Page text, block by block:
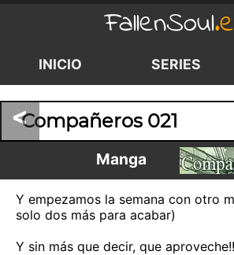
FallenSoul
INICIO SERIES
<Compañeros 021
Manga
Y empezamos la semana con otro
solo dos más para acabar)
Y sin más que decir, que aproveche!!